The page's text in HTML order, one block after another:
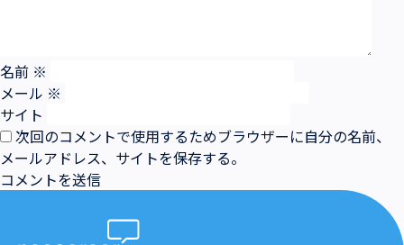
名前 ※
メール ※
サイト
次回のコメントで使用するためブラウザーに自分の名前、
メールアドレス、サイトを保存する。